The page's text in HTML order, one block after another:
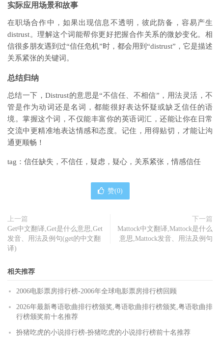
实际应用场景和故事
在职场合作中，如果出现信息不透明，彼此防备，容易产生
distrust。理解这个词能帮你更好把握合作关系的微妙变化。相
信很多朋友遇到过“信任危机”时，都会用到“distrust”，它是描述
关系紧张的关键词。
总结归纳
总结一下，Distrust的意思是“不信任、不相信”，用法灵活，不
管是作为动词还是名词，都能很好表达怀疑或缺乏信任的语
境。掌握这个词，不仅能丰富你的英语词汇，还能让你在日常
交流中更精准地表达情感和态度。记住，用得贴切，才能让沟
通更顺畅！
tag：信任缺失，不信任，疑虑，疑心，关系紧张，情感信任
赞(0)
上一篇
Get中文翻译,Get是什么意思,Get
发音、用法及例句(get的中文翻
译)
下一篇
Mattock中文翻译,Mattock是什么
意思,Mattock发音、用法及例句
相关推荐
2006电影票房排行榜-2006年全球电影票房排行榜回顾
2026年最新粤语歌曲排行榜颁奖,粤语歌曲排行榜颁奖,粤语歌曲排
行榜颁奖前十名推荐
扮猪吃虎的小说排行榜-扮猪吃虎的小说排行榜前十名推荐